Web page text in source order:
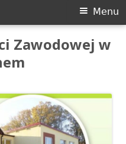
Zawodowej w
Menu